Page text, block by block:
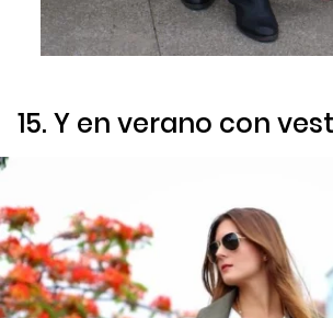
15. Y en verano con